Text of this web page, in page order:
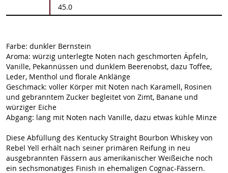
45.0
Farbe: dunkler Bernstein
Aroma: würzig unterlegte Noten nach geschmorten Äpfeln,
Vanille, Pekannüssen und dunklem Beerenobst, dazu Toffee,
Leder, Menthol und florale Anklänge
Geschmack: voller Körper mit Noten nach Karamell, Rosinen
und gebranntem Zucker begleitet von Zimt, Banane und
würziger Eiche
Abgang: lang mit Noten nach Vanille, dazu etwas kühle Minze
Diese Abfüllung des Kentucky Straight Bourbon Whiskey von
Rebel Yell erhält nach seiner primären Reifung in neu
ausgebrannten Fässern aus amerikanischer Weißeiche noch
ein sechsmonatiges Finish in ehemaligen Cognac-Fässern.